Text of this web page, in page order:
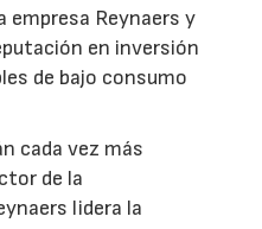
empresa Reynaers y
en inversión
de bajo consumo
cada vez más
de la
lidera la